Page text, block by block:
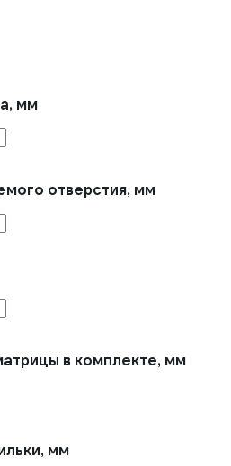
мм
отверстия, мм
в комплекте, мм
мм